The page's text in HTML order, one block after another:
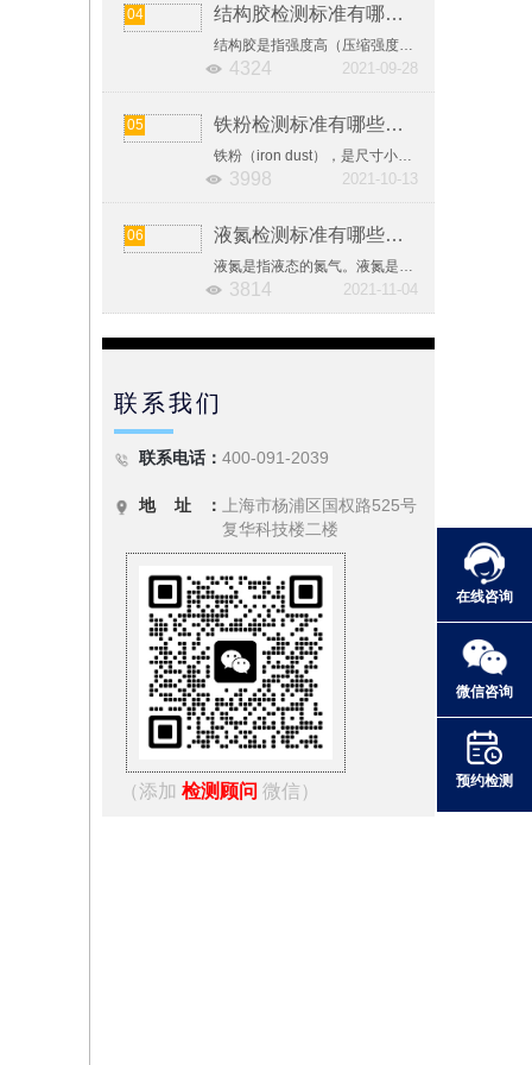
在线咨询
微信咨询
预约检测
04 结构胶检测标准有哪些？结构胶相关检测国标汇总
结构胶是指强度高（压缩强度>65MPa，钢-钢正拉粘接强度>30MPa，抗剪强度>18MPa），能承受较大荷载，且耐老化、耐疲劳、耐腐蚀，在预期寿命内性能稳定，适用于承受强力的结构件粘接的胶粘剂。
4324 2021-09-28
05 铁粉检测标准有哪些？铁粉相关检测国标汇总
铁粉（iron dust），是尺寸小于1mm的铁的颗粒集合体，是粉末冶金的主要原料。按粒度，习惯上分为粗粉、中等粉、细粉、微细粉和超细粉五个等级。
3998 2021-10-13
06 液氮检测标准有哪些？液氮相关检测国标汇总
液氮是指液态的氮气。液氮是惰性，无色，无臭，无腐蚀性，不可燃，温度极低的液体，汽化时大量吸热接触造成冻伤。氮气构成了大气的大部分。在工业中，液态氮是由空气分馏而得。
3814 2021-11-04
联系我们
联系电话： 400-091-2039
地 址 ：
上海市杨浦区国权路525号
复华科技楼二楼
（添加 检测顾问 微信）